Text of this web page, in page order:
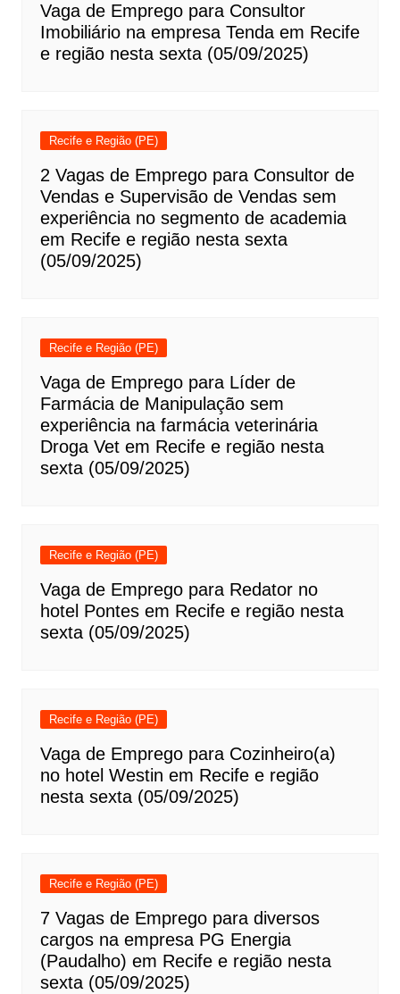
Vaga de Emprego para Consultor
Imobiliário na empresa Tenda em Recife
e região nesta sexta (05/09/2025)
Recife e Região (PE)
2 Vagas de Emprego para Consultor de
Vendas e Supervisão de Vendas sem
experiência no segmento de academia
em Recife e região nesta sexta
(05/09/2025)
Recife e Região (PE)
Vaga de Emprego para Líder de
Farmácia de Manipulação sem
experiência na farmácia veterinária
Droga Vet em Recife e região nesta
sexta (05/09/2025)
Recife e Região (PE)
Vaga de Emprego para Redator no
hotel Pontes em Recife e região nesta
sexta (05/09/2025)
Recife e Região (PE)
Vaga de Emprego para Cozinheiro(a)
no hotel Westin em Recife e região
nesta sexta (05/09/2025)
Recife e Região (PE)
7 Vagas de Emprego para diversos
cargos na empresa PG Energia
(Paudalho) em Recife e região nesta
sexta (05/09/2025)